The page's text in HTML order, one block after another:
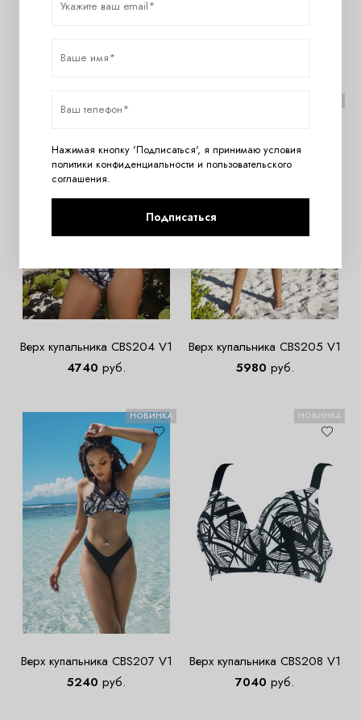
3780руб.
Верх купальника CBS204 V1
4740 руб.
Верх купальника CBS205 V1
5980 руб.
НОВИНКА
Верх купальника CBS207 V1
5240 руб.
НОВИНКА
Верх купальника CBS208 V1
7040 руб.
Нажимая кнопку 'Подписаться', я принимаю условия
политики конфиденциальности и пользовательского
соглашения.
Подписаться